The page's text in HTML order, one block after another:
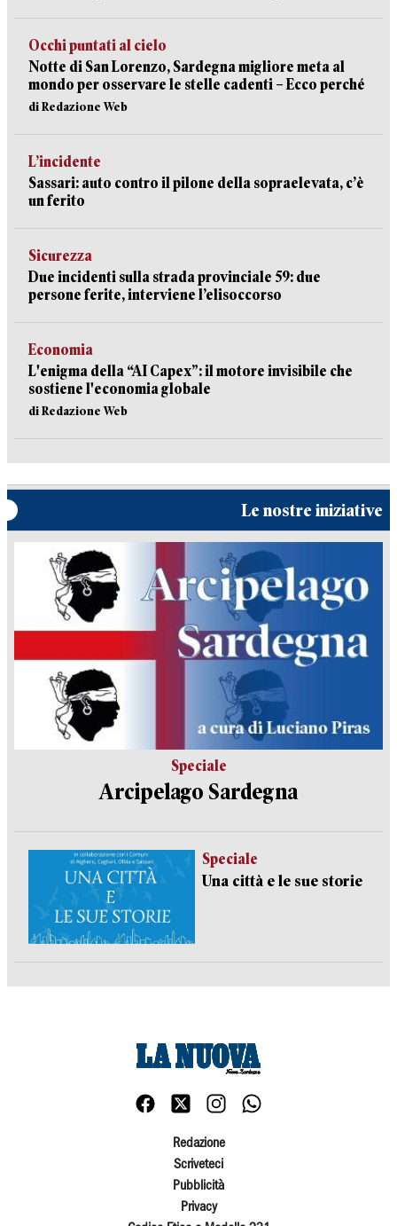
Occhi puntati al cielo
Notte di San Lorenzo, Sardegna migliore meta al
mondo per osservare le stelle cadenti – Ecco perché
di Redazione Web
L’incidente
Sassari: auto contro il pilone della sopraelevata, c’è
un ferito
Sicurezza
Due incidenti sulla strada provinciale 59: due
persone ferite, interviene l’elisoccorso
Economia
L'enigma della “AI Capex”: il motore invisibile che
sostiene l'economia globale
di Redazione Web
Le nostre iniziative
Speciale
Arcipelago Sardegna
Speciale
Una città e le sue storie
Redazione
Scriveteci
Pubblicità
Privacy